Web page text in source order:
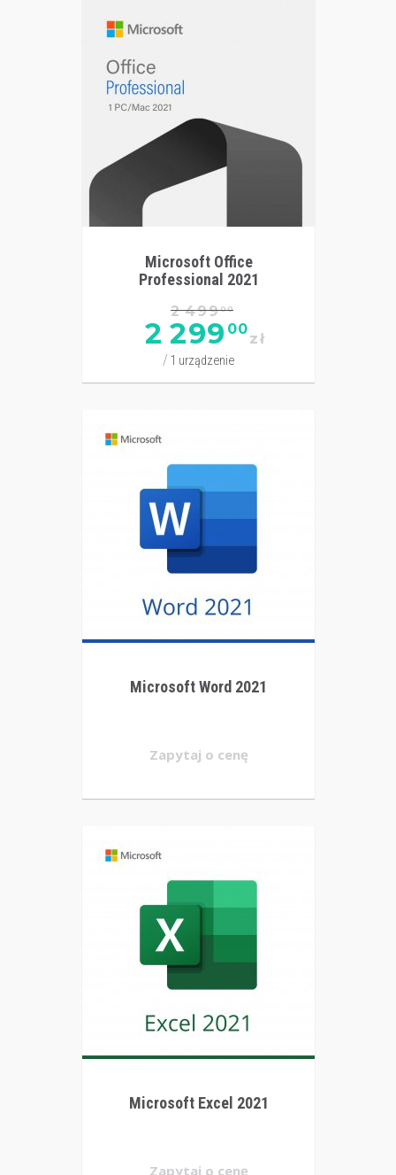
Microsoft Office
Professional 2021
2 49900
2 299 00
zł
1 urządzenie
Microsoft Word 2021
Zapytaj o cenę
Microsoft Excel 2021
Zapytaj o cenę